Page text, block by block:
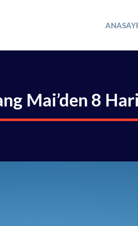
Mai’den 8